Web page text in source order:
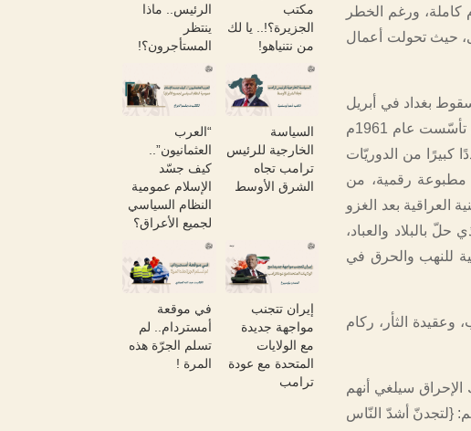
مكتب
الجزيرة؟!.. يا لك
من نتنياهو!
الرئيس.. ماذا
ينتظر
المستأجرون؟!
السياسة
الخارجية للرئيس
ترامب تجاه
الشرق الأوسط
“العرب
العثمانيون”..
كيف جسّد
الإسلام عمومية
النظام السياسي
لجميع الأعراق؟
إيران تتجنب
مواجهة جديدة
مع الولايات
المتحدة مع عودة
ترامب
في موقعة
أمستردام.. لم
تسلم الجرّة هذه
المرة !
كاملة، ورغم الخطر
حيث تحولت أعمال
بغداد في أبريل
2003م، للنهب والحرق والإبادة، فقد تم تدمير المكتبة الوطنية العراقية التي تأسّست عام 1961م
كبيرًا من الدوريّات
مطبوعة رقمية، من
العراقية بعد الغزو
بالبلاد والعباد،
من المكتبة الوطنية للنهب والحرق في
وعقيدة الثأر، ركام
الإحراق سيلغي أنهم
{لتجدنّ أشدّ النّاس